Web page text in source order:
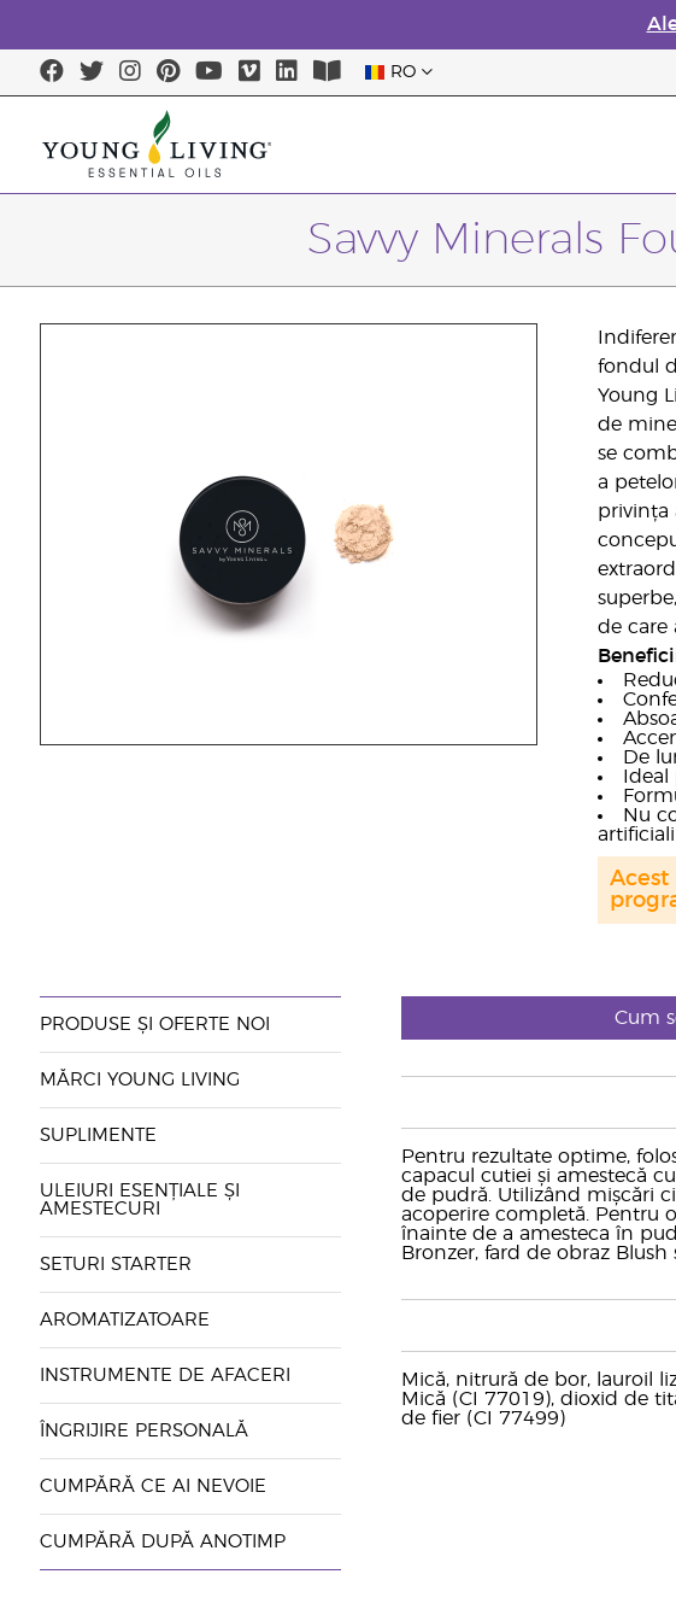
RO
Savvy Minerals
fondul
Young
de
se
a
privința
de care
De
Nu
artificiali
Acest
PRODUSE ȘI OFERTE NOI
MĂRCI YOUNG LIVING
SUPLIMENTE
ULEIURI ESENȚIALE ȘI
AMESTECURI
SETURI STARTER
AROMATIZATOARE
INSTRUMENTE DE AFACERI
ÎNGRIJIRE PERSONALĂ
CUMPĂRĂ CE AI NEVOIE
CUMPĂRĂ DUPĂ ANOTIMP
Cum
Pentru rezultate optime,
capacul cutiei și amestecă
de pudră. Utilizând mișcări
acoperire completă. Pentru
înainte de a amesteca în
Bronzer, fard de obraz
Mică, nitrură de bor, lauroil
Mică (CI 77019), dioxid de
de fier (CI 77499)